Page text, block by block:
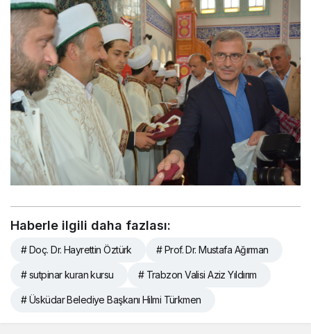
Haberle ilgili daha fazlası:
# Doç. Dr. Hayrettin Öztürk # Prof. Dr. Mustafa Ağırman
# sutpinar kuran kursu # Trabzon Valisi Aziz Yıldırım
# Üsküdar Belediye Başkanı Hilmi Türkmen